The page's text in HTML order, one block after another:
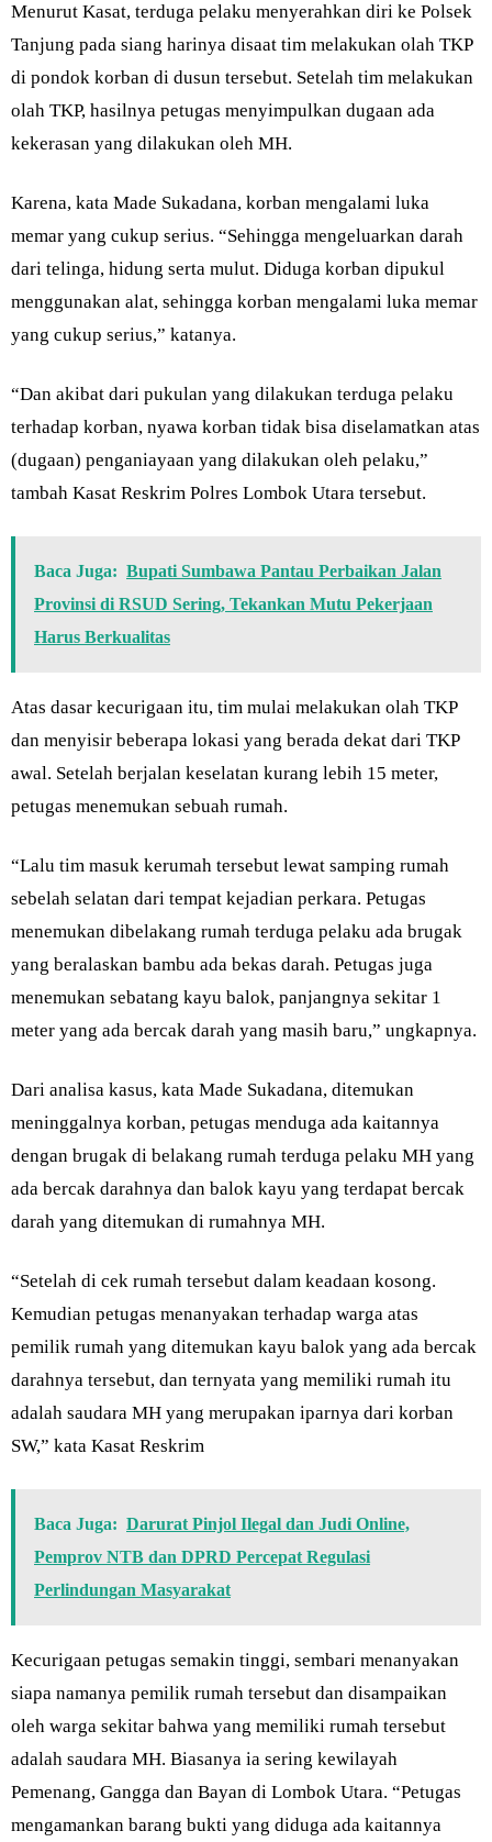
Menurut Kasat, terduga pelaku menyerahkan diri ke Polsek
Tanjung pada siang harinya disaat tim melakukan olah TKP
di pondok korban di dusun tersebut. Setelah tim melakukan
olah TKP, hasilnya petugas menyimpulkan dugaan ada
kekerasan yang dilakukan oleh MH.
Karena, kata Made Sukadana, korban mengalami luka
memar yang cukup serius. “Sehingga mengeluarkan darah
dari telinga, hidung serta mulut. Diduga korban dipukul
menggunakan alat, sehingga korban mengalami luka memar
yang cukup serius,” katanya.
“Dan akibat dari pukulan yang dilakukan terduga pelaku
terhadap korban, nyawa korban tidak bisa diselamatkan atas
(dugaan) penganiayaan yang dilakukan oleh pelaku,”
tambah Kasat Reskrim Polres Lombok Utara tersebut.
Baca Juga: Bupati Sumbawa Pantau Perbaikan Jalan
Provinsi di RSUD Sering, Tekankan Mutu Pekerjaan
Harus Berkualitas
Atas dasar kecurigaan itu, tim mulai melakukan olah TKP
dan menyisir beberapa lokasi yang berada dekat dari TKP
awal. Setelah berjalan keselatan kurang lebih 15 meter,
petugas menemukan sebuah rumah.
“Lalu tim masuk kerumah tersebut lewat samping rumah
sebelah selatan dari tempat kejadian perkara. Petugas
menemukan dibelakang rumah terduga pelaku ada brugak
yang beralaskan bambu ada bekas darah. Petugas juga
menemukan sebatang kayu balok, panjangnya sekitar 1
meter yang ada bercak darah yang masih baru,” ungkapnya.
Dari analisa kasus, kata Made Sukadana, ditemukan
meninggalnya korban, petugas menduga ada kaitannya
dengan brugak di belakang rumah terduga pelaku MH yang
ada bercak darahnya dan balok kayu yang terdapat bercak
darah yang ditemukan di rumahnya MH.
“Setelah di cek rumah tersebut dalam keadaan kosong.
Kemudian petugas menanyakan terhadap warga atas
pemilik rumah yang ditemukan kayu balok yang ada bercak
darahnya tersebut, dan ternyata yang memiliki rumah itu
adalah saudara MH yang merupakan iparnya dari korban
SW,” kata Kasat Reskrim
Baca Juga: Darurat Pinjol Ilegal dan Judi Online,
Pemprov NTB dan DPRD Percepat Regulasi
Perlindungan Masyarakat
Kecurigaan petugas semakin tinggi, sembari menanyakan
siapa namanya pemilik rumah tersebut dan disampaikan
oleh warga sekitar bahwa yang memiliki rumah tersebut
adalah saudara MH. Biasanya ia sering kewilayah
Pemenang, Gangga dan Bayan di Lombok Utara. “Petugas
mengamankan barang bukti yang diduga ada kaitannya